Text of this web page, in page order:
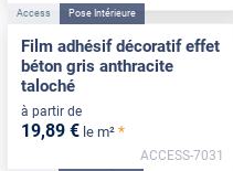
Access Pose Intérieure
Film adhésif décoratif effet
béton gris anthracite
taloché
à partir de
19,89 € le m² *
ACCESS-7031